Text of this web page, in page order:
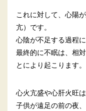
これに対して、心陽
亢）です。
心陰が不足する過程
最終的に不眠は、相
とにより起こります。
心火亢盛や心肝火旺
子供が遠足の前の夜